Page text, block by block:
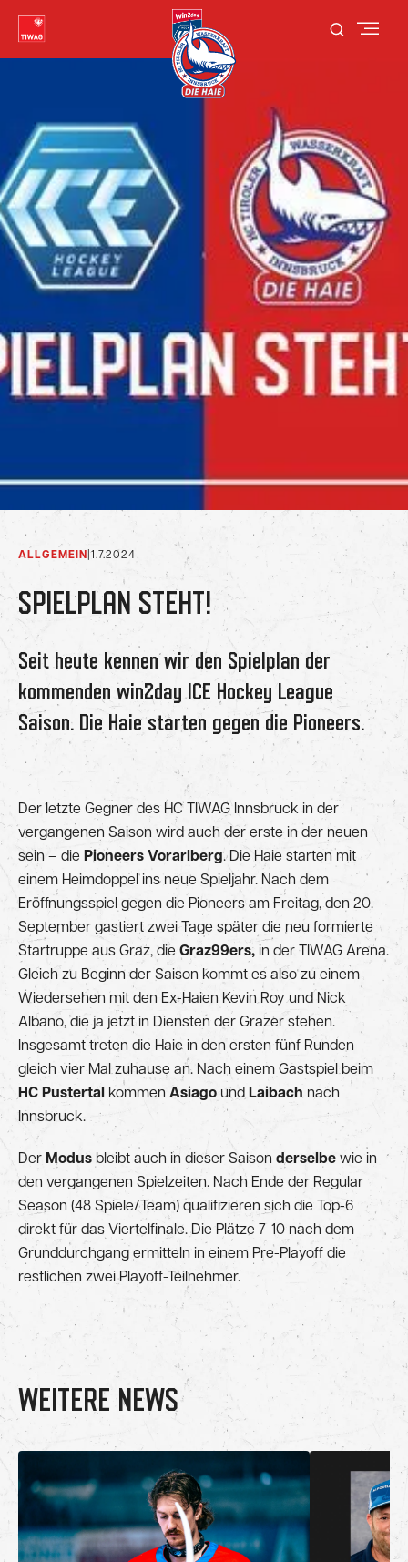
ALLGEMEIN |1.7.2024
SPIELPLAN STEHT!
Seit heute kennen wir den Spielplan der
kommenden win2day ICE Hockey League
Saison. Die Haie starten gegen die Pioneers.
Der letzte Gegner des HC TIWAG Innsbruck in der
vergangenen Saison wird auch der erste in der neuen
sein – die Pioneers Vorarlberg. Die Haie starten mit
einem Heimdoppel ins neue Spieljahr. Nach dem
Eröffnungsspiel gegen die Pioneers am Freitag, den 20.
September gastiert zwei Tage später die neu formierte
Startruppe aus Graz, die Graz99ers, in der TIWAG Arena.
Gleich zu Beginn der Saison kommt es also zu einem
Wiedersehen mit den Ex-Haien Kevin Roy und Nick
Albano, die ja jetzt in Diensten der Grazer stehen.
Insgesamt treten die Haie in den ersten fünf Runden
gleich vier Mal zuhause an. Nach einem Gastspiel beim
HC Pustertal
kommen Asiago und Laibach nach
Innsbruck.
Der Modus bleibt auch in dieser Saison derselbe wie in
den vergangenen Spielzeiten. Nach Ende der Regular
Season (48 Spiele/Team) qualifizieren sich die Top-6
direkt für das Viertelfinale. Die Plätze 7-10 nach dem
Grunddurchgang ermitteln in einem Pre-Playoff die
restlichen zwei Playoff-Teilnehmer.
WEITERE NEWS